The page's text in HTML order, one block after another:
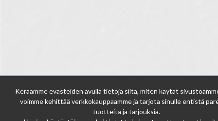
Keräämme evästeiden avulla tietoja siitä, miten käytät
voimme kehittää verkkokauppaamme ja tarjota sinulle entistä
tuotteita ja tarjouksia.